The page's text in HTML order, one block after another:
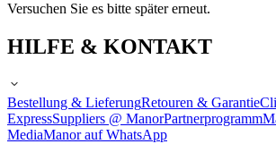
Versuchen Sie es bitte später erneut.
HILFE & KONTAKT
Bestellung & LieferungRetouren & Garantie
ExpressSuppliers @ ManorPartnerprogramm
MediaManor auf WhatsApp